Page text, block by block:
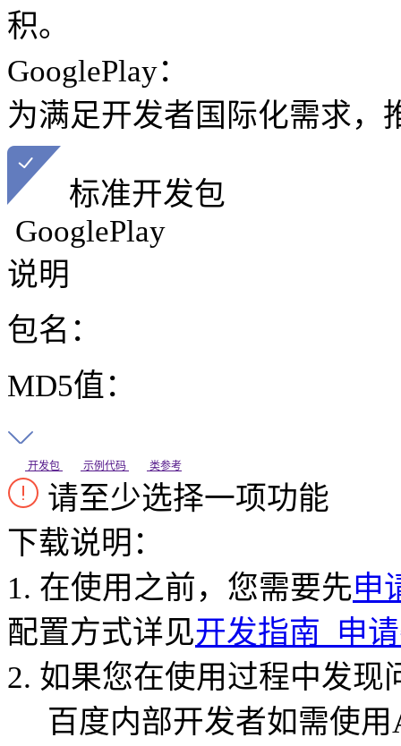
积。
GooglePlay：
为满足开发者国际化需求，
标准开发包
GooglePlay
说明
包名：
MD5值：
开发包 示例代码 类参考
请至少选择一项功能
下载说明：
1. 在使用之前，您需要先申
配置方式详见开发指南_申
2. 如果您在使用过程中发现
百度内部开发者如需使